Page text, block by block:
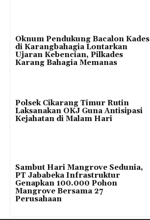
Oknum Pendukung Bacalon Kades
di Karangbahagia Lontarkan
Ujaran Kebencian, Pilkades
Karang Bahagia Memanas
Polsek Cikarang Timur Rutin
Laksanakan OKJ Guna Antisipasi
Kejahatan di Malam Hari
Sambut Hari Mangrove Sedunia,
PT Jababeka Infrastruktur
Genapkan 100.000 Pohon
Mangrove Bersama 27
Perusahaan